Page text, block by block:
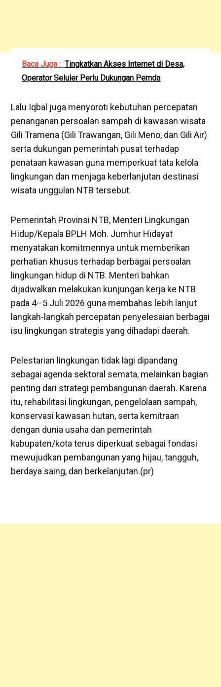
Baca Juga : Tingkatkan Akses Internet di Desa,
Operator Seluler Perlu Dukungan Pemda
Lalu Iqbal juga menyoroti kebutuhan percepatan
penanganan persoalan sampah di kawasan wisata
Gili Tramena (Gili Trawangan, Gili Meno, dan Gili Air)
serta dukungan pemerintah pusat terhadap
penataan kawasan guna memperkuat tata kelola
lingkungan dan menjaga keberlanjutan destinasi
wisata unggulan NTB tersebut.
Pemerintah Provinsi NTB, Menteri Lingkungan
Hidup/Kepala BPLH Moh. Jumhur Hidayat
menyatakan komitmennya untuk memberikan
perhatian khusus terhadap berbagai persoalan
lingkungan hidup di NTB. Menteri bahkan
dijadwalkan melakukan kunjungan kerja ke NTB
pada 4–5 Juli 2026 guna membahas lebih lanjut
langkah-langkah percepatan penyelesaian berbagai
isu lingkungan strategis yang dihadapi daerah.
Pelestarian lingkungan tidak lagi dipandang
sebagai agenda sektoral semata, melainkan bagian
penting dari strategi pembangunan daerah. Karena
itu, rehabilitasi lingkungan, pengelolaan sampah,
konservasi kawasan hutan, serta kemitraan
dengan dunia usaha dan pemerintah
kabupaten/kota terus diperkuat sebagai fondasi
mewujudkan pembangunan yang hijau, tangguh,
berdaya saing, dan berkelanjutan.(pr)